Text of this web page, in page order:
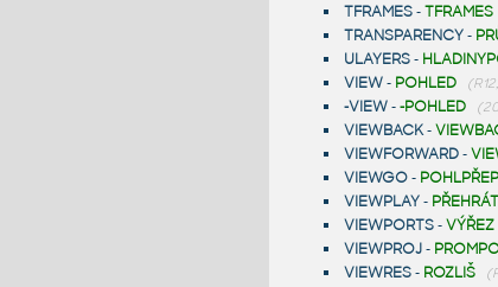
TFRAMES-TFRAMES
TRANSPARENCY-
ULAYERS-
VIEW- POHLED
-VIEW--POHLED
VIEWBACK-
VIEWFORWARD-
VIEWGO- POHLPŘEP
VIEWPLAY-
VIEWPORTS-VÝŘEZ
VIEWPROJ-
VIEWRES- ROZLIŠ